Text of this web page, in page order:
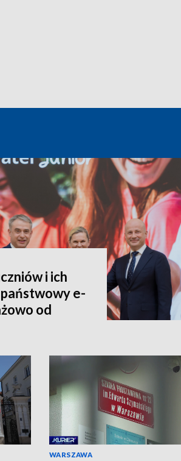
i ich
e-
od
WARSZAWA